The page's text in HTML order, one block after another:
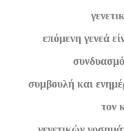
επόμενη γενεά
συμβουλή και
τον